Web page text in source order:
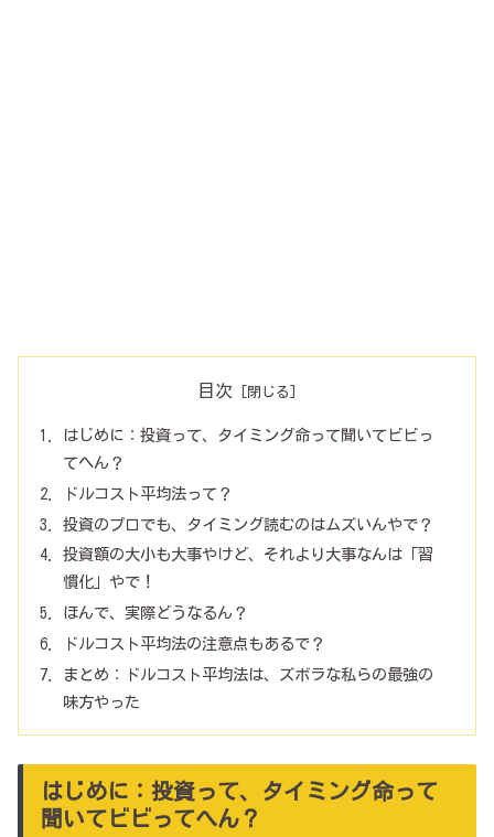
目次
はじめに：投資って、タイミング命って聞いてビビっ
てへん？
ドルコスト平均法って？
投資のプロでも、タイミング読むのはムズいんやで？
投資額の大小も大事やけど、それより大事なんは「習
慣化」やで！
ほんで、実際どうなるん？
ドルコスト平均法の注意点もあるで？
まとめ：ドルコスト平均法は、ズボラな私らの最強の
味方やった
はじめに：投資って、タイミング命って
聞いてビビってへん？